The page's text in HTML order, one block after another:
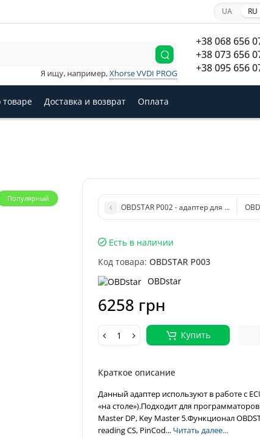
UA RU
+38 068 656
+38 073 656
+38 095 656
Я ищу, например,Xhorse VVDI PROG
Доставка и возврат Оплата
Популярный
OBDSTAR P002 - адаптер для
Есть в наличии
Код товара: OBDSTAR P003
OBDstar
6258 грн
Купить
Краткое описание
Данный адаптер используют в работе с
«на столе»).Подходит для
Master DP, Key Master 5.Функционал
reading CS, PinCod... Читать далее...